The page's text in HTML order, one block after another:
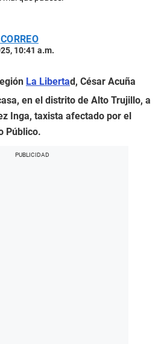
10:41 a.m.
La Libertad, César Acuña
en el distrito de Alto Trujillo, a
Inga, taxista afectado por el
Público.